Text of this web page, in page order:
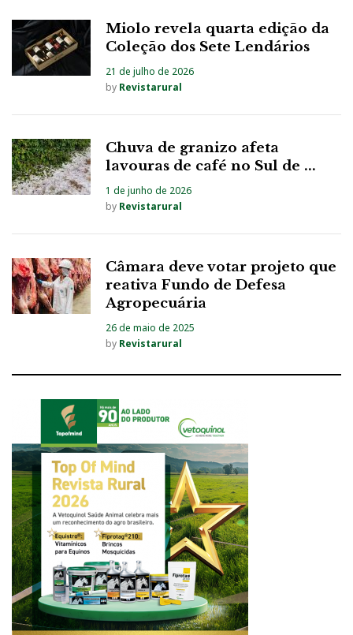
Miolo revela quarta edição da
Coleção dos Sete Lendários
21 de julho de 2026
by Revistarural
Chuva de granizo afeta
lavouras de café no Sul de ...
1 de junho de 2026
by Revistarural
Câmara deve votar projeto que
reativa Fundo de Defesa
Agropecuária
26 de maio de 2025
by Revistarural